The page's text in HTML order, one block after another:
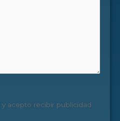
y acepto recibir publicidad